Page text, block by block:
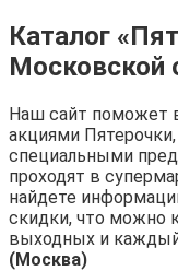
Каталог
Московской
Наш сайт поможет
акциями
специальными
проходят в
найдете
скидки, что можно
выходных и
(Москва)